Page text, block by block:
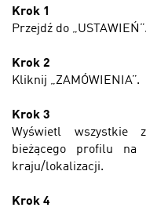
Krok 1
Przejdź do „USTAWIEŃ”.
Krok 2
Kliknij „ZAMÓWIENIA”.
Krok 3
Wyświetl wszystkie
bieżącego profilu na
kraju/lokalizacji.
Krok 4